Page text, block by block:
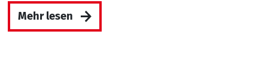
Mehr lesen